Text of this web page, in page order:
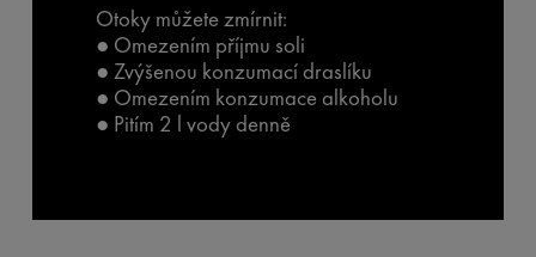
Otoky můžete zmírnit:
● Omezením příjmu soli
● Zvýšenou konzumací draslíku
● Omezením konzumace alkoholu
● Pitím 2 l vody denně